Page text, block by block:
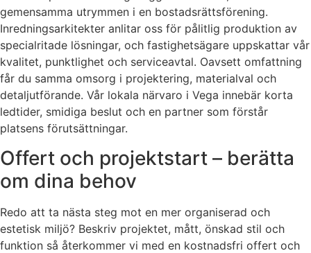
gemensamma utrymmen i en bostadsrättsförening.
Inredningsarkitekter anlitar oss för pålitlig produktion av
specialritade lösningar, och fastighetsägare uppskattar vår
kvalitet, punktlighet och serviceavtal. Oavsett omfattning
får du samma omsorg i projektering, materialval och
detaljutförande. Vår lokala närvaro i Vega innebär korta
ledtider, smidiga beslut och en partner som förstår
platsens förutsättningar.
Offert och projektstart – berätta
om dina behov
Redo att ta nästa steg mot en mer organiserad och
estetisk miljö? Beskriv projektet, mått, önskad stil och
funktion så återkommer vi med en kostnadsfri offert och